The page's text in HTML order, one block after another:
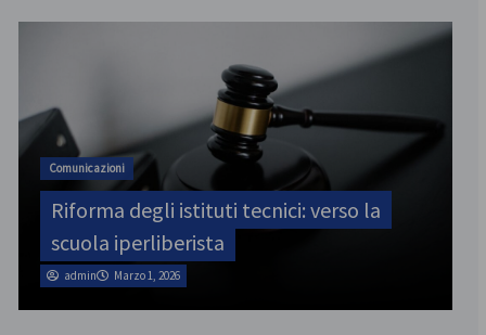
ATA
SINATAS Venezia, assemblea provinciale
il 31 luglio
admin Marzo 1, 2026